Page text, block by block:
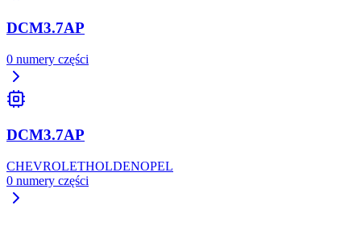
DCM3.7AP
0 numery części
DCM3.7AP
CHEVROLETHOLDENOPEL
0 numery części